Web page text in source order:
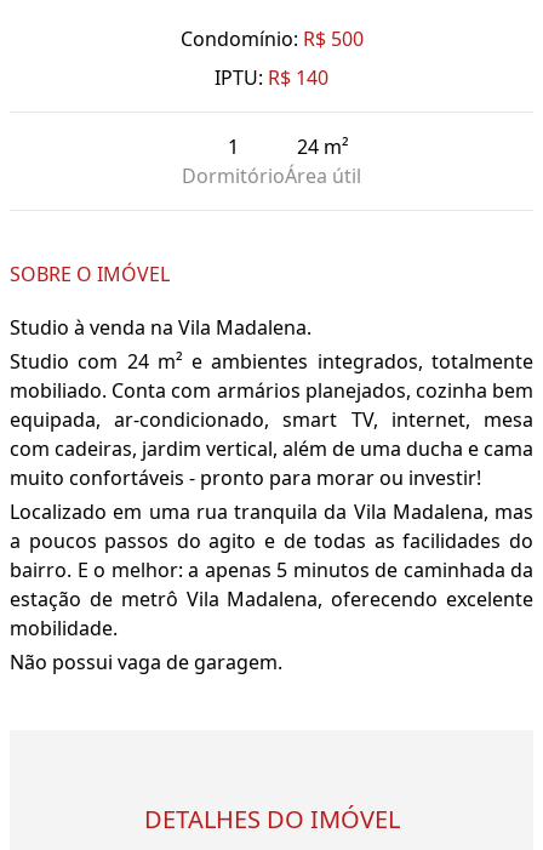
Condomínio: R$ 500
IPTU: R$ 140
1
Dormitório
24 m²
Área útil
SOBRE O IMÓVEL
Studio à venda na Vila Madalena.
Studio com 24 m² e ambientes integrados, totalmente
mobiliado. Conta com armários planejados, cozinha bem
equipada, ar-condicionado, smart TV, internet, mesa
com cadeiras, jardim vertical, além de uma ducha e cama
muito confortáveis - pronto para morar ou investir!
Localizado em uma rua tranquila da Vila Madalena, mas
a poucos passos do agito e de todas as facilidades do
bairro. E o melhor: a apenas 5 minutos de caminhada da
estação de metrô Vila Madalena, oferecendo excelente
mobilidade.
Não possui vaga de garagem.
DETALHES DO IMÓVEL